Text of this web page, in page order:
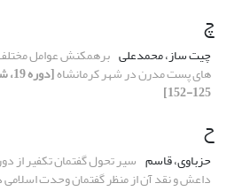
چ
چیت ساز، محمدعلی برهمکنش عوامل
های پست مدرن در شهر کرمانشاه
125-152]
ح
حزباوی، قاسم سیر تحول گفتمان تکفیر از
داعش و نقد آن از منظر گفتمان وحدت اسلامی